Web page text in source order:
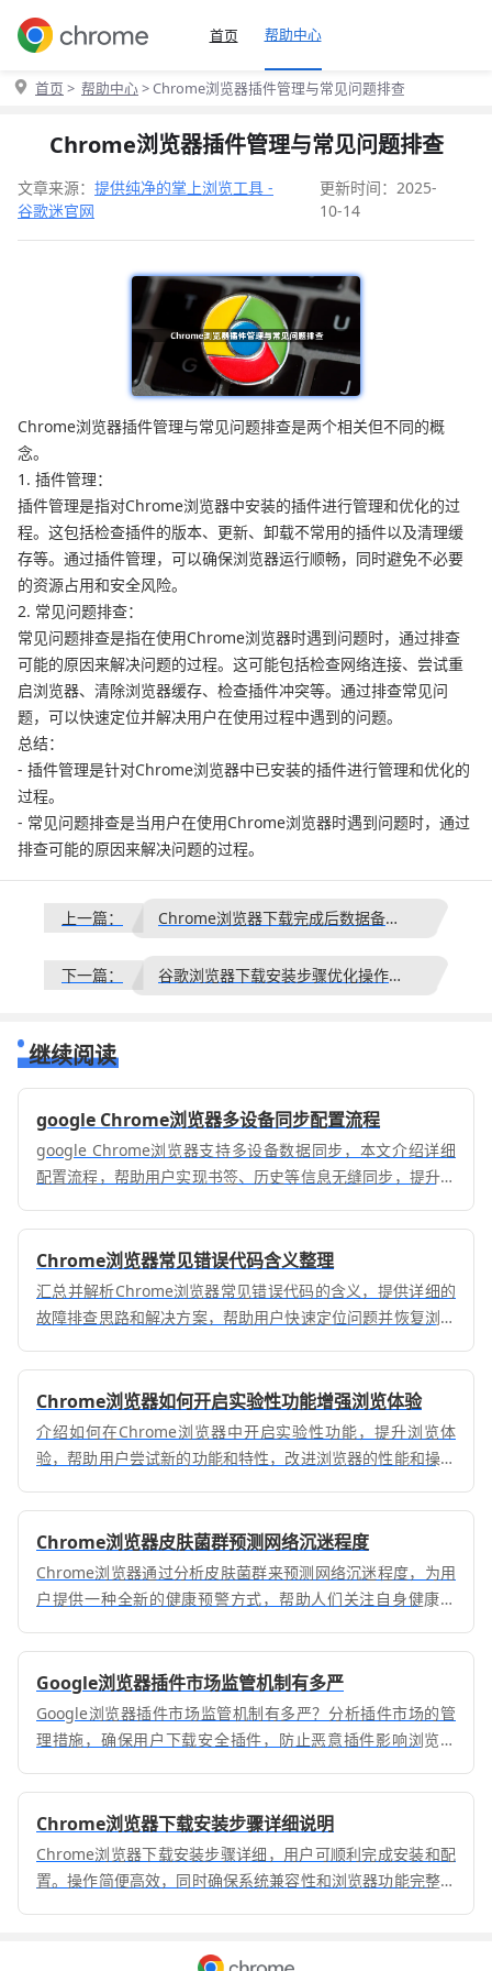
首页 帮助中心
首页 > 帮助中心> Chrome浏览器插件管理与常见问题排查
Chrome浏览器插件管理与常见问题排查
文章来源： 提供纯净的掌上浏览工具 -
谷歌迷官网
更新时间：2025-
10-14
Chrome浏览器插件管理与常见问题排查是两个相关但不同的概
念。
1. 插件管理：
插件管理是指对Chrome浏览器中安装的插件进行管理和优化的过
程。这包括检查插件的版本、更新、卸载不常用的插件以及清理缓
存等。通过插件管理，可以确保浏览器运行顺畅，同时避免不必要
的资源占用和安全风险。
2. 常见问题排查：
常见问题排查是指在使用Chrome浏览器时遇到问题时，通过排查
可能的原因来解决问题的过程。这可能包括检查网络连接、尝试重
启浏览器、清除浏览器缓存、检查插件冲突等。通过排查常见问
题，可以快速定位并解决用户在使用过程中遇到的问题。
总结：
- 插件管理是针对Chrome浏览器中已安装的插件进行管理和优化的
过程。
- 常见问题排查是当用户在使用Chrome浏览器时遇到问题时，通过
排查可能的原因来解决问题的过程。
上一篇： Chrome浏览器下载完成后数据备份操作
下一篇： 谷歌浏览器下载安装步骤优化操作方法
继续阅读
google Chrome浏览器多设备同步配置流程
google Chrome浏览器支持多设备数据同步，本文介绍详细
配置流程，帮助用户实现书签、历史等信息无缝同步，提升跨
Chrome浏览器常见错误代码含义整理
汇总并解析Chrome浏览器常见错误代码的含义，提供详细的
故障排查思路和解决方案，帮助用户快速定位问题并恢复浏览
Chrome浏览器如何开启实验性功能增强浏览体验
介绍如何在Chrome浏览器中开启实验性功能，提升浏览体
验，帮助用户尝试新的功能和特性，改进浏览器的性能和操作
Chrome浏览器皮肤菌群预测网络沉迷程度
Chrome浏览器通过分析皮肤菌群来预测网络沉迷程度，为用
户提供一种全新的健康预警方式，帮助人们关注自身健康状
Google浏览器插件市场监管机制有多严
Google浏览器插件市场监管机制有多严？分析插件市场的管
理措施，确保用户下载安全插件，防止恶意插件影响浏览体
Chrome浏览器下载安装步骤详细说明
Chrome浏览器下载安装步骤详细，用户可顺利完成安装和配
置。操作简便高效，同时确保系统兼容性和浏览器功能完整，